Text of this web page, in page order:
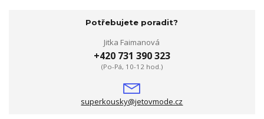
Potřebujete poradit?
Jitka Faimanová
+420 731 390 323
(Po-Pá, 10-12 hod.)
superkousky@jetovmode.cz